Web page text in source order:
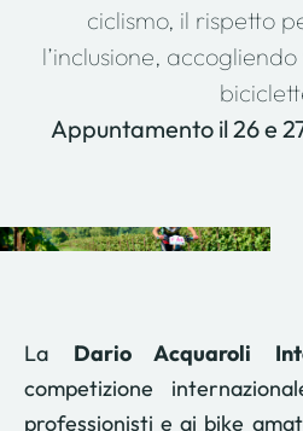
ciclismo, il rispetto
l’inclusione,
Appuntamento il 26 e
La Dario Acquaroli
competizione
professionisti e ai bike